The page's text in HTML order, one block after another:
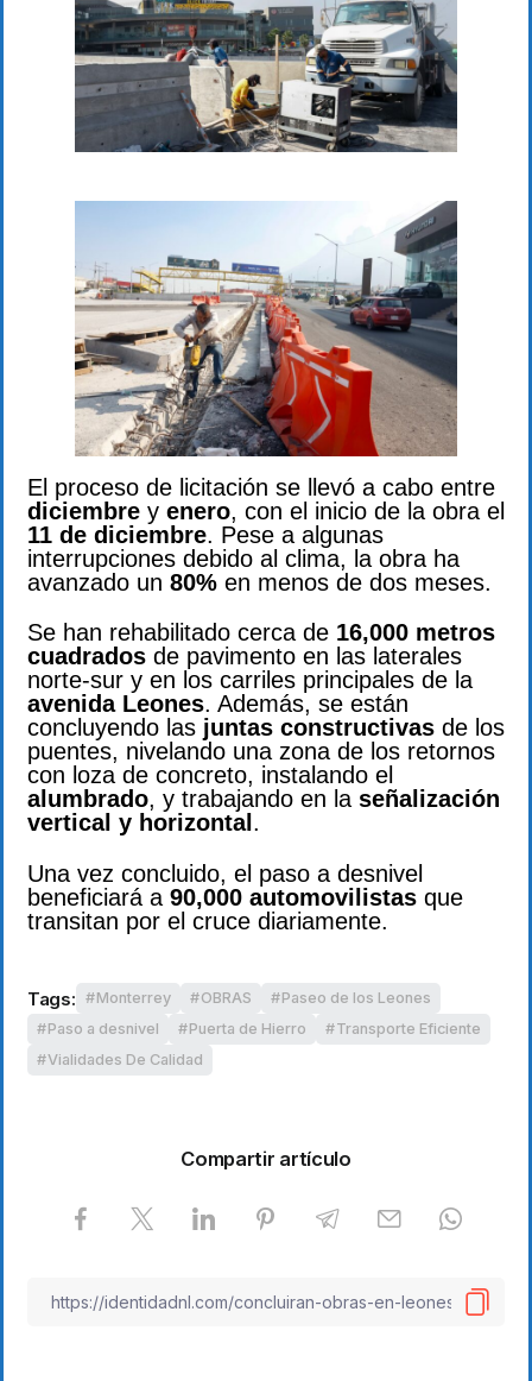
El proceso de licitación se llevó a cabo entre
diciembre y enero, con el inicio de la obra el
11 de diciembre. Pese a algunas
interrupciones debido al clima, la obra ha
avanzado un 80% en menos de dos meses.
Se han rehabilitado cerca de 16,000 metros
cuadrados de pavimento en las laterales
norte-sur y en los carriles principales de la
avenida Leones. Además, se están
concluyendo las juntas constructivas de los
puentes, nivelando una zona de los retornos
con loza de concreto, instalando el
alumbrado, y trabajando en la señalización
vertical y horizontal .
Una vez concluido, el paso a desnivel
beneficiará a 90,000 automovilistas que
transitan por el cruce diariamente.
Tags: Monterrey OBRAS
Paseo de los Leones
Paso a desnivel
Puerta de Hierro
Transporte Eficiente
Vialidades De Calidad
Compartir artículo